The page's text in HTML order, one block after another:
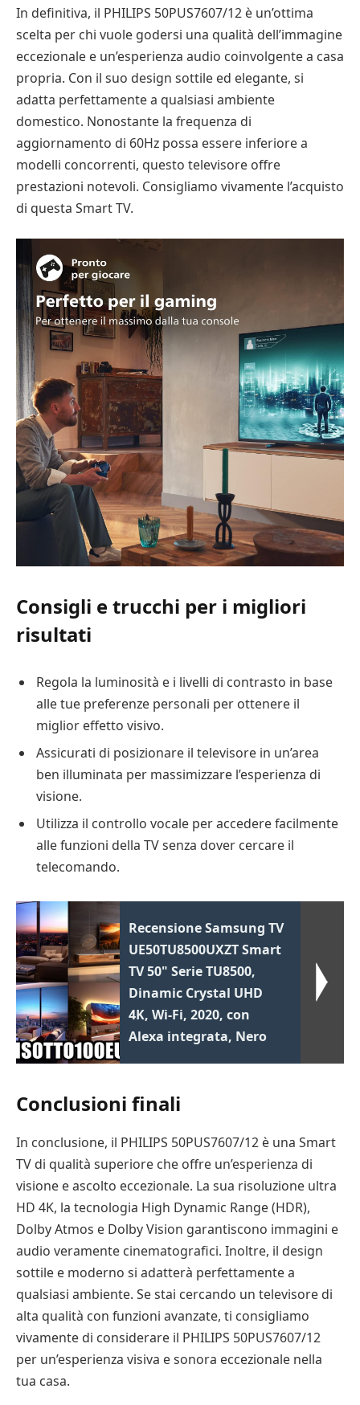
In definitiva, il PHILIPS 50PUS7607/12 è un’ottima
scelta per chi vuole godersi una qualità dell’immagine
eccezionale e un’esperienza audio coinvolgente a casa
propria. Con il suo design sottile ed elegante, si
adatta perfettamente a qualsiasi ambiente
domestico. Nonostante la frequenza di
aggiornamento di 60Hz possa essere inferiore a
modelli concorrenti, questo televisore offre
prestazioni notevoli. Consigliamo vivamente l’acquisto
di questa Smart TV.
Consigli e trucchi per i migliori
risultati
Regola la luminosità e i livelli di contrasto in base
alle tue preferenze personali per ottenere il
miglior effetto visivo.
Assicurati di posizionare il televisore in un’area
ben illuminata per massimizzare l’esperienza di
visione.
Utilizza il controllo vocale per accedere facilmente
alle funzioni della TV senza dover cercare il
telecomando.
Recensione Samsung TV
UE50TU8500UXZT Smart
TV 50" Serie TU8500,
Dinamic Crystal UHD
4K, Wi-Fi, 2020, con
Alexa integrata, Nero
Conclusioni finali
In conclusione, il PHILIPS 50PUS7607/12 è una Smart
TV di qualità superiore che offre un’esperienza di
visione e ascolto eccezionale. La sua risoluzione ultra
HD 4K, la tecnologia High Dynamic Range (HDR),
Dolby Atmos e Dolby Vision garantiscono immagini e
audio veramente cinematografici. Inoltre, il design
sottile e moderno si adatterà perfettamente a
qualsiasi ambiente. Se stai cercando un televisore di
alta qualità con funzioni avanzate, ti consigliamo
vivamente di considerare il PHILIPS 50PUS7607/12
per un’esperienza visiva e sonora eccezionale nella
tua casa.